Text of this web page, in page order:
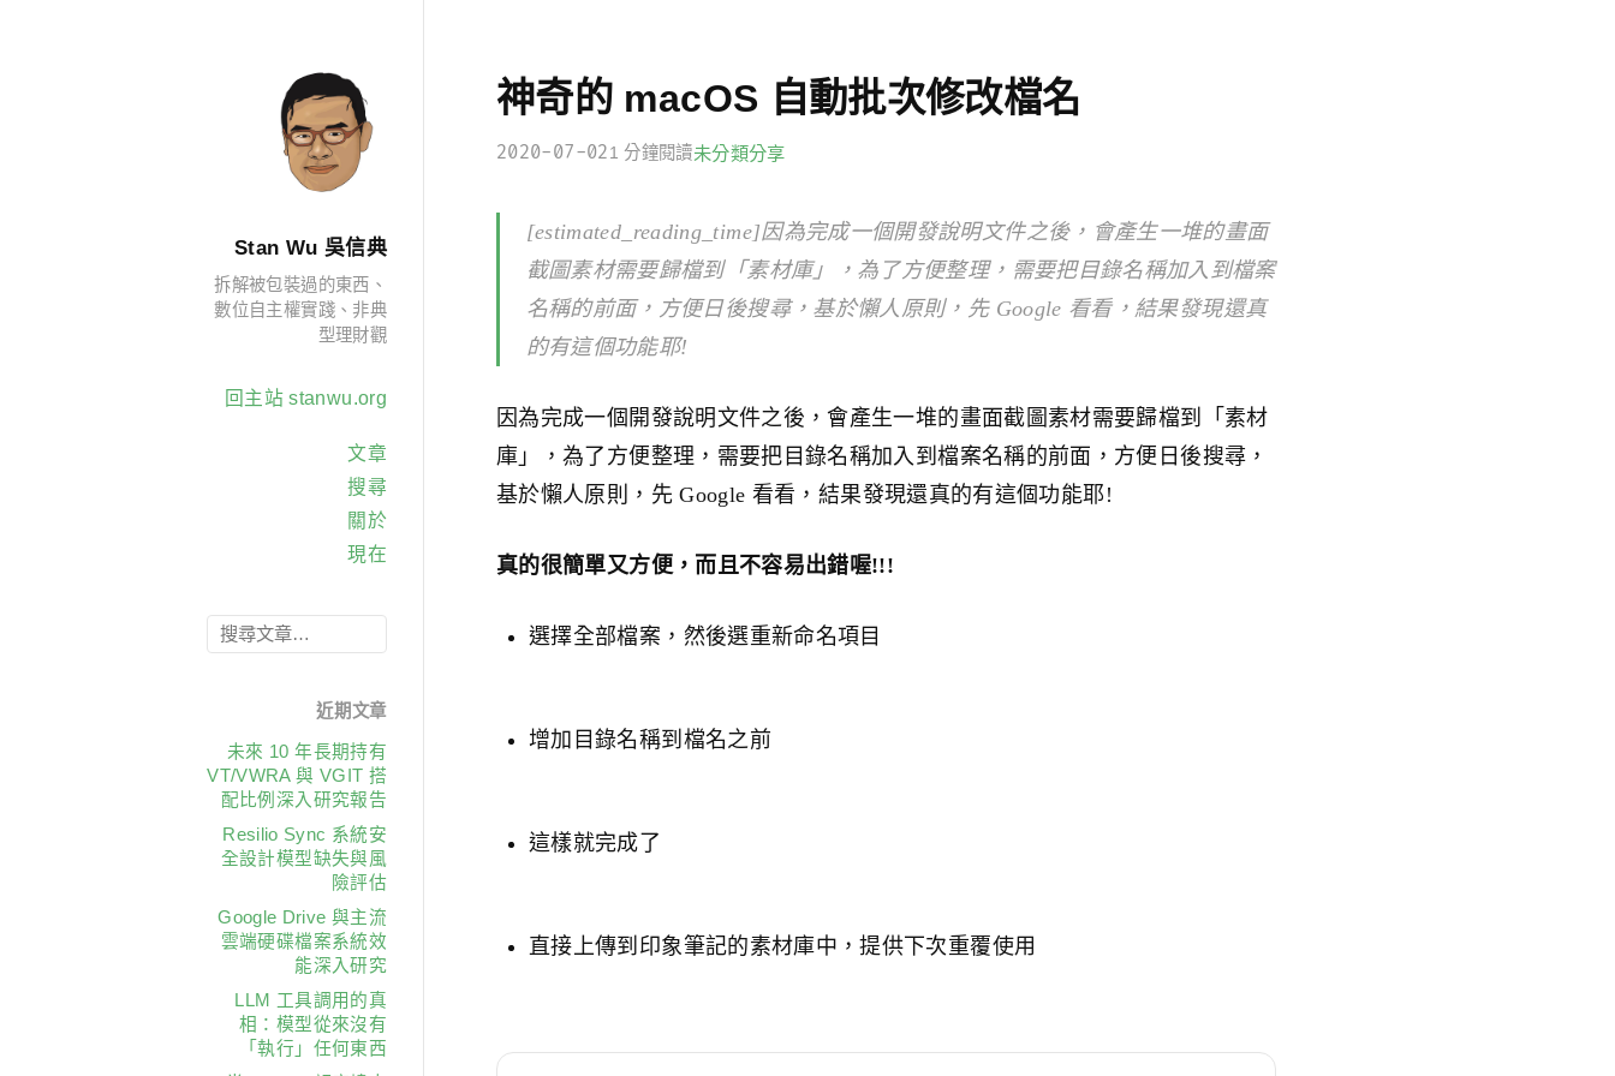
Stan Wu 吳信典
拆解被包裝過的東西、
數位自主權實踐、非典
型理財觀
回主站 stanwu.org
文章
搜尋
關於
現在
近期文章
未來 10 年長期持有
VT/VWRA 與 VGIT 搭
配比例深入研究報告
Resilio Sync 系統安
全設計模型缺失與風
險評估
Google Drive 與主流
雲端硬碟檔案系統效
能深入研究
LLM 工具調用的真
相：模型從來沒有
「執行」任何東西
神奇的 macOS 自動批次修改檔名
2020-07-021 分鐘閱讀未分類分享
[estimated_reading_time]因為完成一個開發說明文件之後，會產生一堆的畫面
截圖素材需要歸檔到「素材庫」，為了方便整理，需要把目錄名稱加入到檔案
名稱的前面，方便日後搜尋，基於懶人原則，先 Google 看看，結果發現還真
的有這個功能耶!
因為完成一個開發說明文件之後，會產生一堆的畫面截圖素材需要歸檔到「素材
庫」，為了方便整理，需要把目錄名稱加入到檔案名稱的前面，方便日後搜尋，
基於懶人原則，先 Google 看看，結果發現還真的有這個功能耶!
真的很簡單又方便，而且不容易出錯喔!!!
選擇全部檔案，然後選重新命名項目
增加目錄名稱到檔名之前
這樣就完成了
直接上傳到印象筆記的素材庫中，提供下次重覆使用